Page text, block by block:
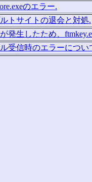
のエラー.
トサイトの退会と対処.
発生したため、
ル受信時のエラーについ